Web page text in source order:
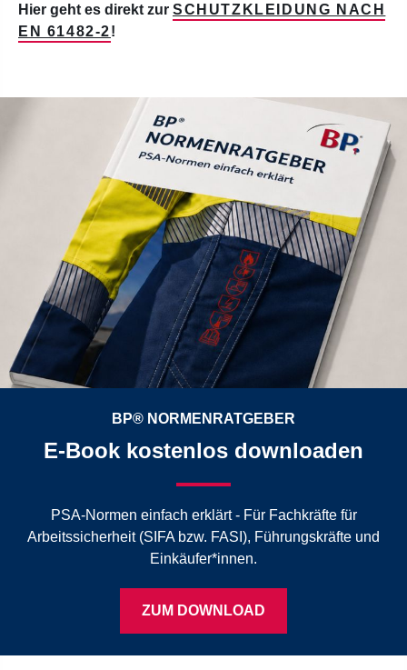
Hier geht es direkt zur SCHUTZKLEIDUNG NACH
EN 61482-2!
BP® NORMENRATGEBER
E-Book kostenlos downloaden
PSA-Normen einfach erklärt - Für Fachkräfte für
Arbeitssicherheit (SIFA bzw. FASI), Führungskräfte und
Einkäufer*innen.
ZUM DOWNLOAD